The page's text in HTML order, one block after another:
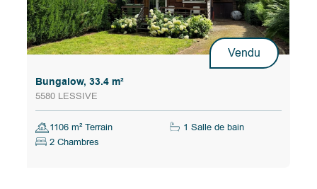
Vendu
Bungalow, 33.4 m²
5580 LESSIVE
1106 m² Terrain
1 Salle de bain
2 Chambres